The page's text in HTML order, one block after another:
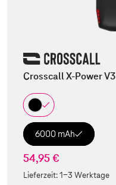
Crosscall X-Power V3
6000 mAh
54,95 €
Lieferzeit:1-3 Werktage